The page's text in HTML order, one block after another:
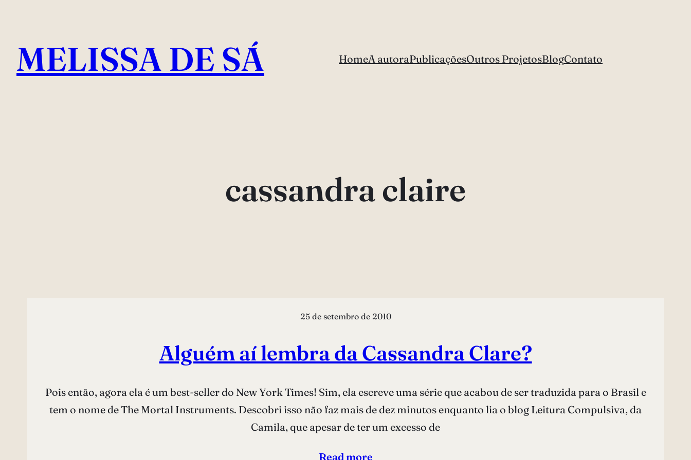
conteúdo
MELISSA DE SÁ HomeA autoraPublicaçõesOutros ProjetosBlogContato
cassandra claire
25 de setembro de 2010
Alguém aí lembra da Cassandra Clare?
Pois então, agora ela é um best-seller do New York Times! Sim, ela escreve uma série que acabou de ser traduzida para o Brasil e
tem o nome de The Mortal Instruments. Descobri isso não faz mais de dez minutos enquanto lia o blog Leitura Compulsiva, da
Camila, que apesar de ter um excesso de
Read more